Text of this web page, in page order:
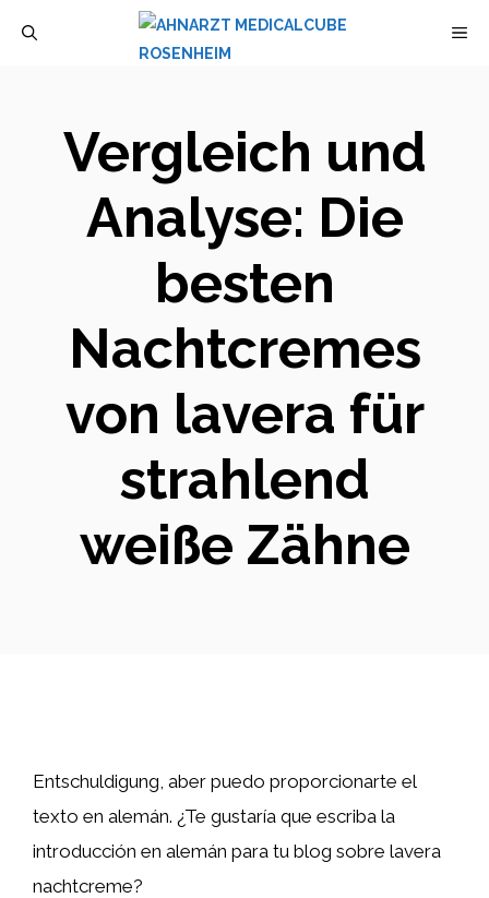
Vergleich und
Analyse: Die
besten
Nachtcremes
von lavera für
strahlend
weiße Zähne
Entschuldigung, aber puedo proporcionarte el
texto en alemán. ¿Te gustaría que escriba la
introducción en alemán para tu blog sobre lavera
nachtcreme?